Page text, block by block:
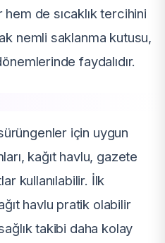
de sıcaklık tercihini
nemli saklanma kutusu,
faydalıdır.
için uygun
kağıt havlu, gazete
kullanılabilir. İlk
havlu pratik olabilir
takibi daha kolay